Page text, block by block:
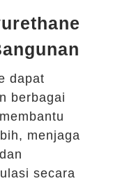
dapat
berbagai
menjaga
secara